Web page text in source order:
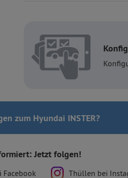
zum Hyundai INSTER?
Jetzt folgen!
Thüllen bei